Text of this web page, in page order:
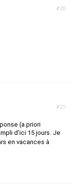
#20
#21
(a priori
d'ici 15 jours. Je
en vacances à